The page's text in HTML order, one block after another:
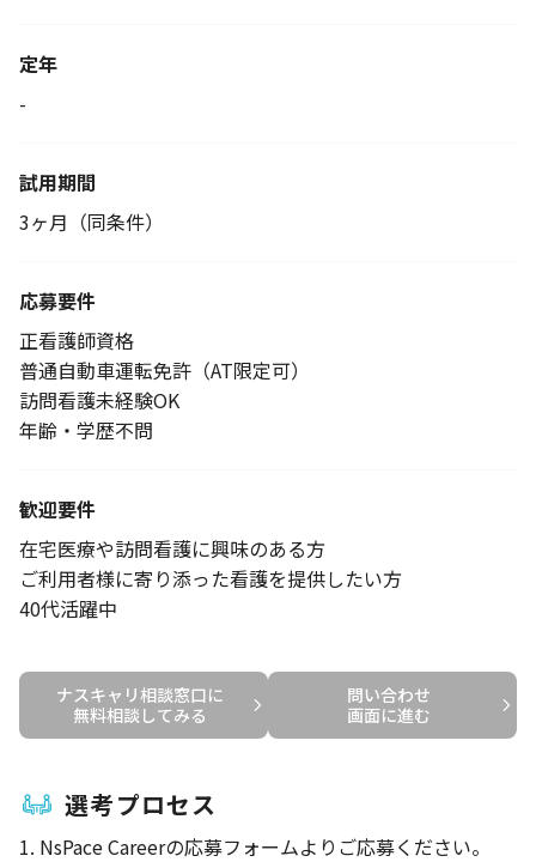
定年
-
試用期間
3ヶ月（同条件）
応募要件
正看護師資格
普通自動車運転免許（AT限定可）
訪問看護未経験OK
年齢・学歴不問
歓迎要件
在宅医療や訪問看護に興味のある方
ご利用者様に寄り添った看護を提供したい方
40代活躍中
ナスキャリ相談窓口に
無料相談してみる
問い合わせ
画面に進む
選考プロセス
1. NsPace Careerの応募フォームよりご応募ください。